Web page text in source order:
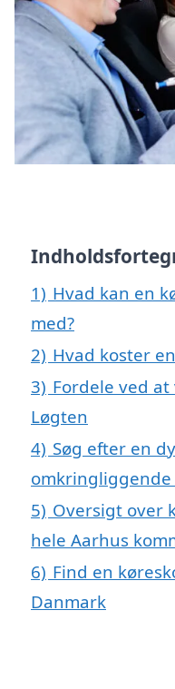
1) Hvad kan en
med?
2) Hvad koster
3) Fordele ved
Løgten
4) Søg efter en
5) Oversigt over
hele Aarhus
6) Find en
Danmark